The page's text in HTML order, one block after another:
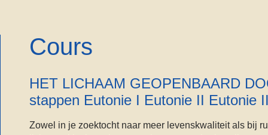
Cours
HET LICHAAM GEOPENBAARD
stappen Eutonie I Eutonie II Eutonie
Zowel in je zoektocht naar meer levenskwaliteit als bij